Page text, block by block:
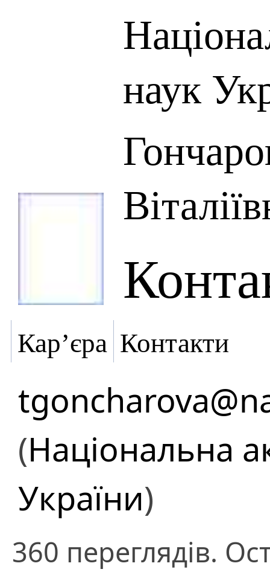
наук
Кар’єра Контакти
(Національна
України)
360 переглядів.